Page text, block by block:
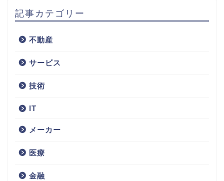
記事カテゴリー
不動産
サービス
技術
IT
メーカー
医療
金融